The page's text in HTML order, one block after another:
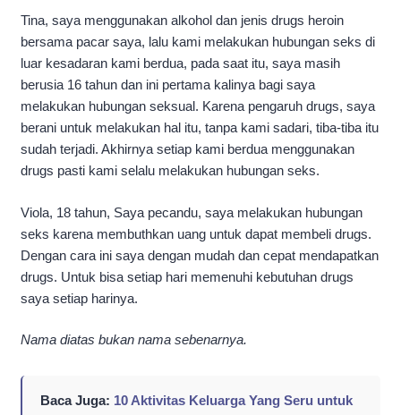
Tina, saya menggunakan alkohol dan jenis drugs heroin
bersama pacar saya, lalu kami melakukan hubungan seks di
luar kesadaran kami berdua, pada saat itu, saya masih
berusia 16 tahun dan ini pertama kalinya bagi saya
melakukan hubungan seksual. Karena pengaruh drugs, saya
berani untuk melakukan hal itu, tanpa kami sadari, tiba-tiba itu
sudah terjadi. Akhirnya setiap kami berdua menggunakan
drugs pasti kami selalu melakukan hubungan seks.
Viola, 18 tahun, Saya pecandu, saya melakukan hubungan
seks karena membuthkan uang untuk dapat membeli drugs.
Dengan cara ini saya dengan mudah dan cepat mendapatkan
drugs. Untuk bisa setiap hari memenuhi kebutuhan drugs
saya setiap harinya.
Nama diatas bukan nama sebenarnya.
Baca Juga: 10 Aktivitas Keluarga Yang Seru untuk